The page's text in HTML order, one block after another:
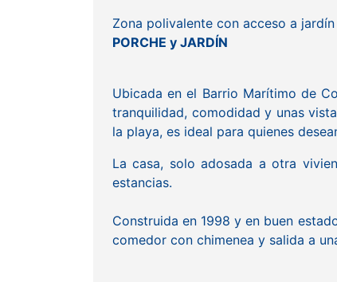
Zona polivalente con acceso a
PORCHE y JARDÍN
Ubicada en el Barrio Marítimo de
tranquilidad, comodidad y unas
la playa, es ideal para quienes
La casa, solo adosada a otra
estancias.
Construida en 1998 y en buen
comedor con chimenea y salida a